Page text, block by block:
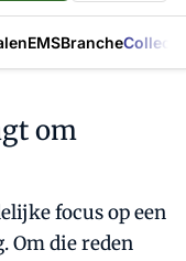
EMSBranche
om
focus op een
Om die reden